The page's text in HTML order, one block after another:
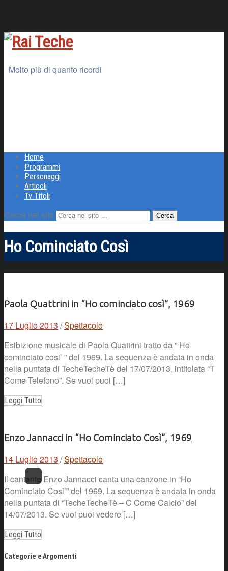
Molto più di quanto ricordi
Home
Programmi
Personaggi
Articoli
Tv Titoli
Cerca nel sito
Ho Cominciato Così
Paola Quattrini in “Ho cominciato così”, 1969
17 Luglio 2013 /Spettacolo
Esibizione musicale di Paola Quattrini tratto da ” Ho
cominciato cosi’ ” del 1969. La sequenza è andata in onda
nella puntata di TecheTecheTè del 17/07/2013, intitolata “T
Come Telefono”. Se vuoi puoi […]
Leggi Tutto
Enzo Jannacci in “Ho Cominciato Così”, 1969
14 Luglio 2013 /Spettacolo
Il cantante Enzo Jannacci canta una canzone in “Ho
Cominciato Cosi’” del 1969. La sequenza è andata in onda
nella puntata di “TecheTecheTè – C Come Calcio” del
14/07/2013. Se vuoi puoi vedere […]
Leggi Tutto
Categorie e Argomenti